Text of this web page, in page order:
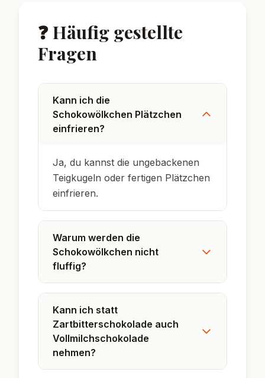
Schokowölkchen sind von amerikanischen
Crinkle Cookies inspiriert, aber mit typisch
durch das Wälzen im Puderzucker vor dem
Backen.
beliebt – sie erinnern an kleine
Schokowolken.
Die Schokowölkchen gehören zu den
wenigen Plätzchensorten, die auch nach
Tagen noch fluffig bleiben.
In den USA werden ähnliche Plätzchen oft
zu Weihnachten gebacken und als
"Snowballs" verschenkt.